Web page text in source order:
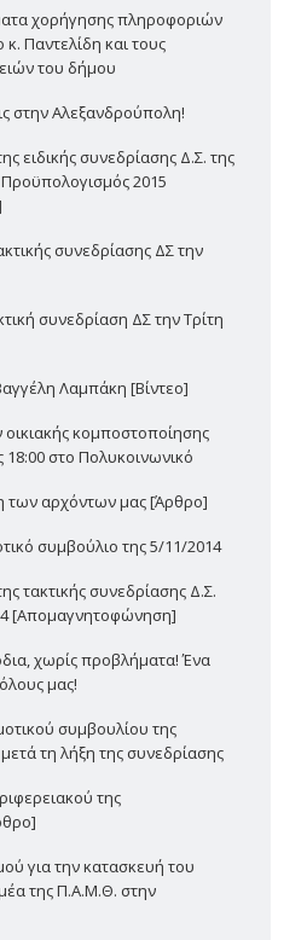
χορήγησης πληροφοριών
Παντελίδη και τους
του δήμου
στην Αλεξανδρούπολη!
ειδικής συνεδρίασης Δ.Σ. της
2015
συνεδρίασης ΔΣ την
συνεδρίαση ΔΣ την Τρίτη
Λαμπάκη [Βίντεο]
κομποστοποίησης
18:00 στο Πολυκοινωνικό
των αρχόντων μας [Άρθρο]
συμβούλιο της 5/11/2014
τακτικής συνεδρίασης Δ.Σ.
[Απομαγνητοφώνηση]
χωρίς προβλήματα! Ένα
μας!
συμβουλίου της
τη λήξη της συνεδρίασης
της
για την κατασκευή του
της Π.Α.Μ.Θ. στην